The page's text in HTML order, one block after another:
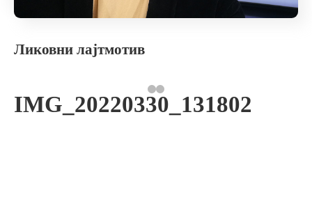
Ликовни лајтмотив
IMG_20220330_131802